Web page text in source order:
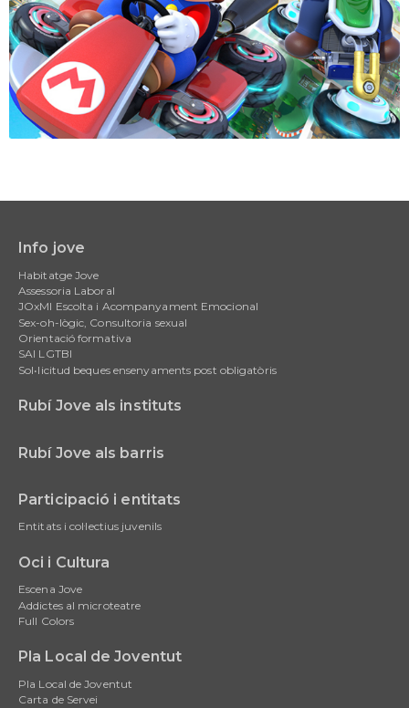
navigation
Info jove
Habitatge Jove
Assessoria Laboral
JOxMI Escolta i Acompanyament Emocional
Sex-oh-lògic, Consultoria sexual
Orientació formativa
SAI LGTBI
Sol•licitud beques ensenyaments post obligatòris
Rubí Jove als instituts
Rubí Jove als barris
Participació i entitats
Entitats i col·lectius juvenils
Oci i Cultura
Escena Jove
Addictes al microteatre
Full Colors
Pla Local de Joventut
Pla Local de Joventut
Carta de Servei